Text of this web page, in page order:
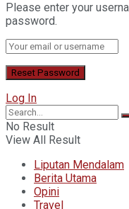
Please enter your
password.
Log In
No Result
View All Result
Liputan Mendalam
Berita Utama
Opini
Travel